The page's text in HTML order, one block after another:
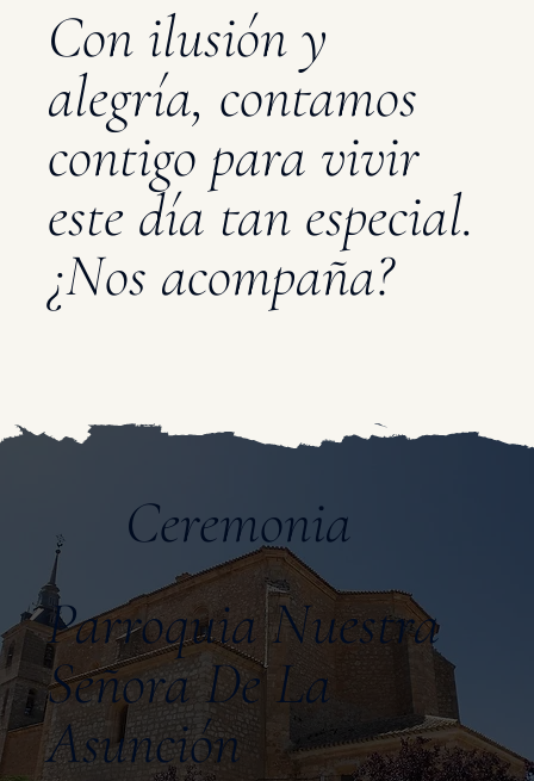
Con ilusión y
alegría, contamos
contigo para vivir
este día tan especial.
¿Nos acompaña?
Ceremonia
Parroquia Nuestra
Señora De La
Asunción